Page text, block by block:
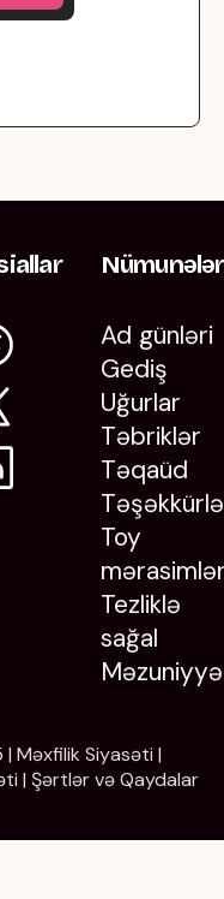
Nümunələr
Ad günləri
Gediş
Uğurlar
Təbriklər
Təqaüd
Toy
Tezliklə
sağal
| Məxfilik Siyasəti |
| Şərtlər və Qaydalar